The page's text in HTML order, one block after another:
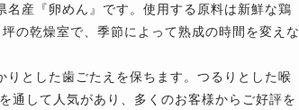
産『卵めん』です。使用する原料は新鮮な鶏
の乾燥室で、季節によって熟成の時間を変えな
とした歯ごたえを保ちます。つるりとした喉
通して人気があり、多くのお客様からご好評を